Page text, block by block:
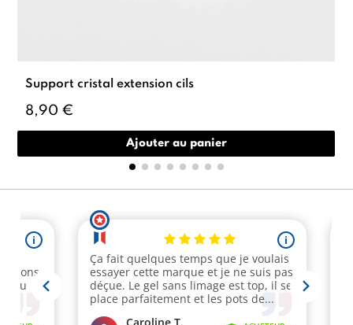
Support cristal extension cils
8,90 €
Ajouter au panier